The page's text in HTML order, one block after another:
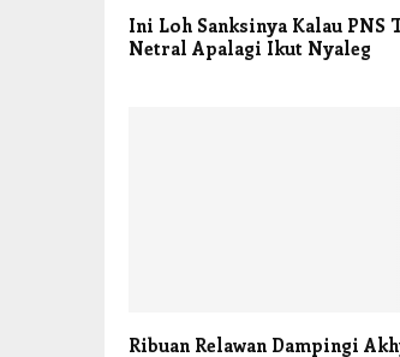
Ini Loh Sanksinya Kalau PNS
Netral Apalagi Ikut Nyaleg
Ribuan Relawan Dampingi